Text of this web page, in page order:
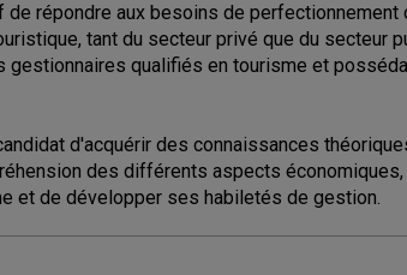
de répondre aux besoins de
tant du secteur privé que du secteur
gestionnaires qualifiés en tourisme et
d'acquérir des connaissances
des différents aspects
et de développer ses habiletés de gestion.